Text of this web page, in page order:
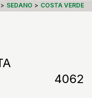
> SEDANO > COSTA VERDE
4062